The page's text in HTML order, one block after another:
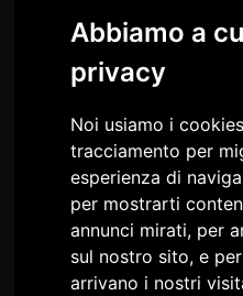
Abbiamo a
privacy
Noi usiamo i
tracciamento per
esperienza di
per mostrarti
annunci mirati, per
sul nostro sito, e
arrivano i nostri
Confapi FVG è nel Consiglio e